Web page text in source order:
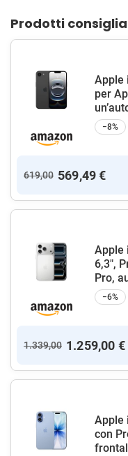
Prodotti
Apple
per
−8%
619,00 569,49 €
Apple
6,3",
Pro,
−6%
1.339,00 1.259,00 €
Apple
con